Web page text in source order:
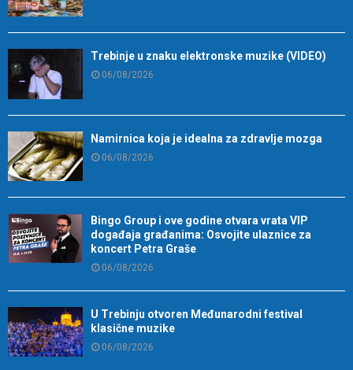
Trebinje u znaku elektronske muzike (VIDEO)
06/08/2026
Namirnica koja je idealna za zdravlje mozga
06/08/2026
Bingo Group i ove godine otvara vrata VIP
događaja građanima: Osvojite ulaznice za
koncert Petra Graše
06/08/2026
U Trebinju otvoren Međunarodni festival
klasične muzike
06/08/2026